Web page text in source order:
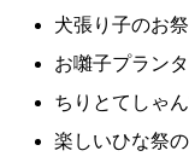
犬張り子のお
お囃子プラン
ちりとてしゃ
楽しいひな祭